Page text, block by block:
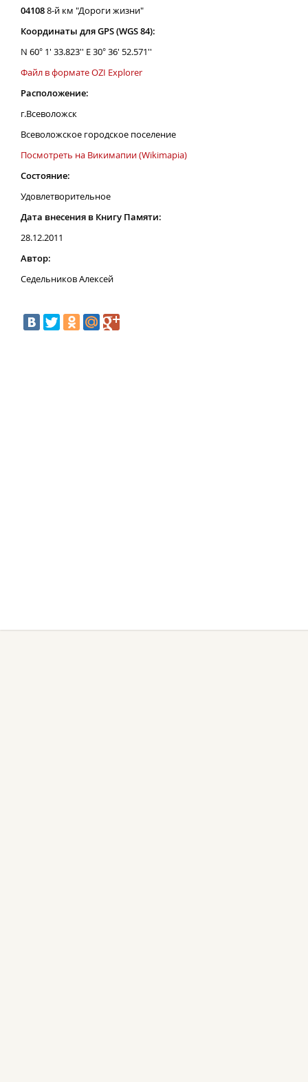
041088-й км "Дороги жизни"
Координаты для GPS (WGS 84):
N 60° 1' 33.823'' E 30° 36' 52.571''
Файл в формате OZI Explorer
Расположение:
г.Всеволожск
Всеволожское городское поселение
Посмотреть на Викимапии (Wikimapia)
Состояние:
Удовлетворительное
Дата внесения в Книгу Памяти:
28.12.2011
Автор:
Седельников Алексей